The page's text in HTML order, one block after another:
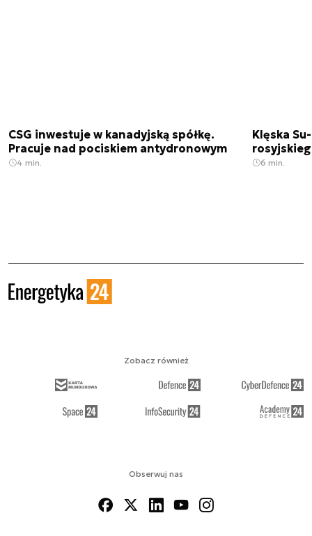
CSG inwestuje w kanadyjską spółkę.
Pracuje nad pociskiem antydronowym
4 min.
Klęska
6 min.
Obserwuj nas
Zobacz również